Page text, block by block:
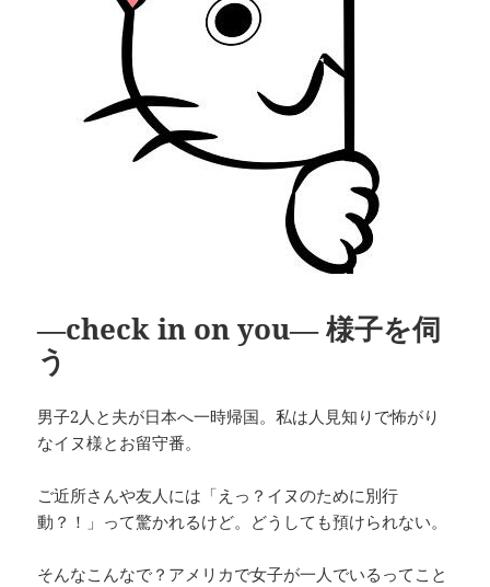
―check in on you― 様子を伺
う
男子2人と夫が日本へ一時帰国。私は人見知りで怖がり
なイヌ様とお留守番。
ご近所さんや友人には「えっ？イヌのために別行
動？！」って驚かれるけど。どうしても預けられない。
そんなこんなで？アメリカで女子が一人でいるってこと